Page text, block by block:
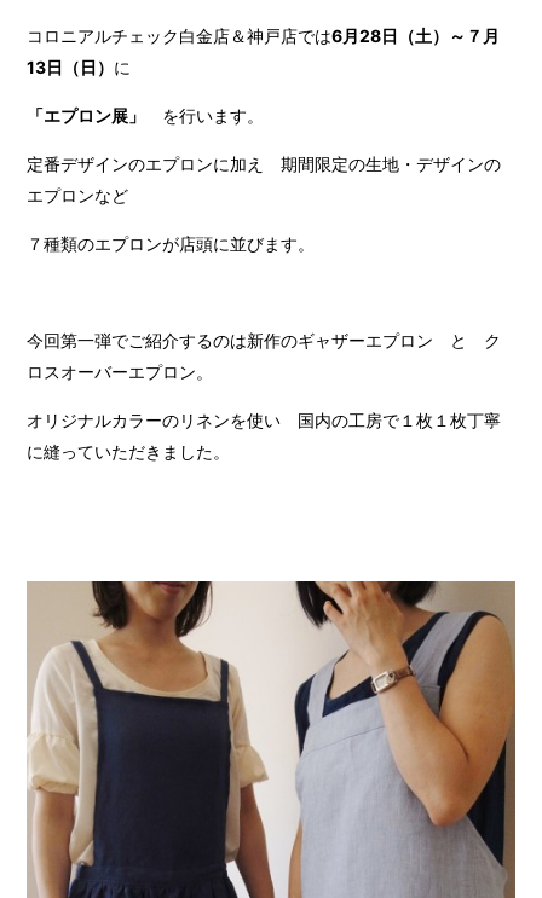
コロニアルチェック白金店＆神戸店では6月28日（土）～７月
13日（日） に
「エプロン展」 を行います。
定番デザインのエプロンに加え 期間限定の生地・デザインの
エプロンなど
７種類のエプロンが店頭に並びます。
今回第一弾でご紹介するのは新作のギャザーエプロン と ク
ロスオーバーエプロン。
オリジナルカラーのリネンを使い 国内の工房で１枚１枚丁寧
に縫っていただきました。